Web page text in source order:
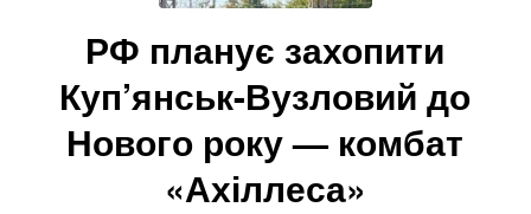
РФ планує захопити
Куп’янськ-Вузловий до
Нового року — комбат
«Ахіллеса»